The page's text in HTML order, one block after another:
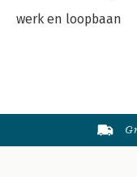
werk en loopbaan